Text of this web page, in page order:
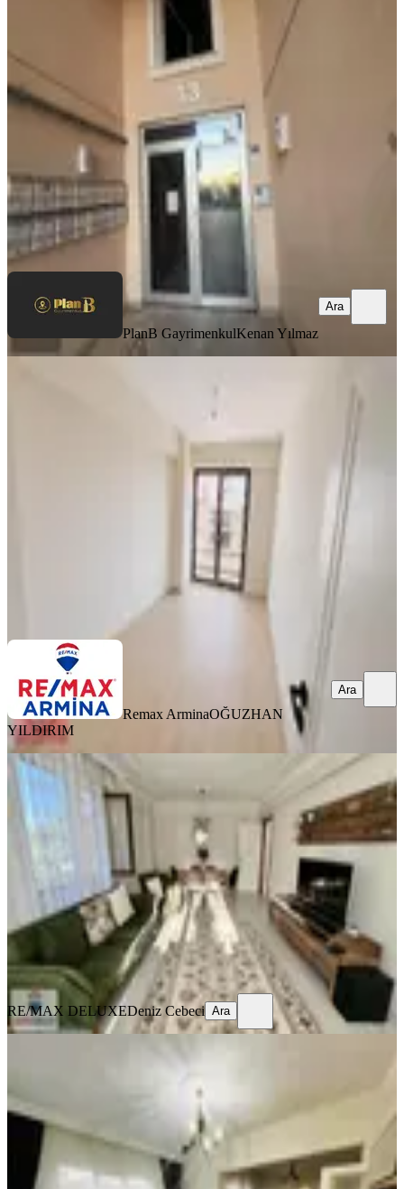
Huzurun Ve Güvenin Adresi
Kavanyumda 819 Ada
İzmit, Alikahya Atatürk Mahallesi
·Yüksek giriş
7.000.000 ₺
PlanB Gayrimenkul Kenan Yılmaz
Ara
PlanB GayrimenkulKenan Yılmaz
Ara
Giyinme Odalı Lüks 2+1! Ara Kat
İzmit, Gündoğdu Mahallesi
·2. Kat·06.08.2026
OĞUZHAN YILDIRIM
Remax ArminaOĞUZHAN
YILDIRIM
Ara
YENİ
İzmit Hatipköy Solin Konutların'da
Geniş 3+1 140m2 Satılık Daire
İzmit, Hatipköy Mahallesi
3+1
158 m²·2. Kat· 06.08.2026
6.600.000 ₺
RE/MAX DELUXEDeniz Cebeci
Ara
RE/MAX DELUXEDeniz Cebeci Ara
İzmit Merkezi Konum 2+1arakat
120m2 Bakımlı Satılık Daire
İzmit, Kozluk Mahallesi
2+1
120 m²· 5. Kat
3.150.000 ₺